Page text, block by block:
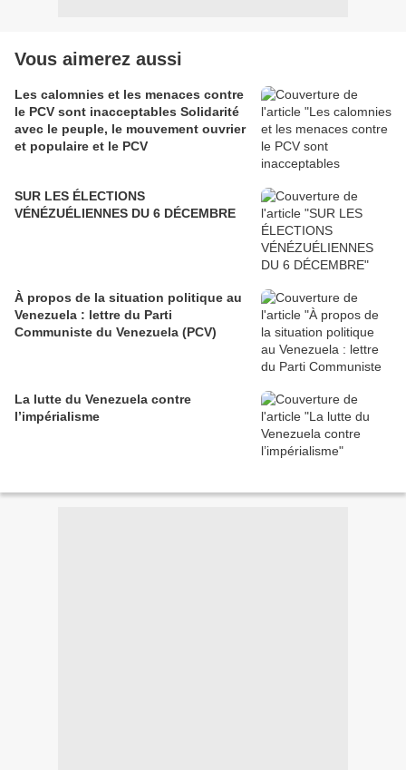
Vous aimerez aussi
Les calomnies et les menaces contre
le PCV sont inacceptables Solidarité
avec le peuple, le mouvement ouvrier
et populaire et le PCV
SUR LES ÉLECTIONS
VÉNÉZUÉLIENNES DU 6 DÉCEMBRE
À propos de la situation politique au
Venezuela : lettre du Parti
Communiste du Venezuela (PCV)
La lutte du Venezuela contre
l’impérialisme